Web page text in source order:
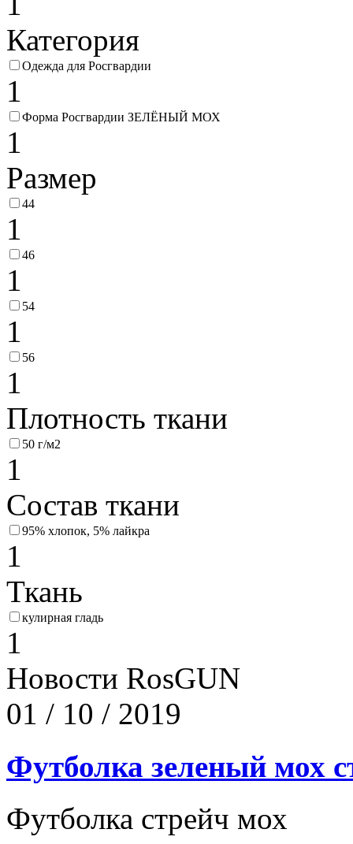
Категория
Одежда для Росгвардии
1
Форма Росгвардии ЗЕЛЁНЫЙ МОХ
1
Размер
44
1
46
1
54
1
56
1
Плотность ткани
50 г/м2
1
Состав ткани
95% хлопок, 5% лайкра
1
Ткань
кулирная гладь
1
Новости RosGUN
01 / 10 / 2019
Футболка зеленый мох
Футболка стрейч мох